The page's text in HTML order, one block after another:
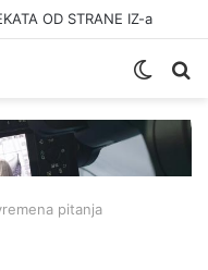
OD STRANE IZ-a
Switch
pitanja